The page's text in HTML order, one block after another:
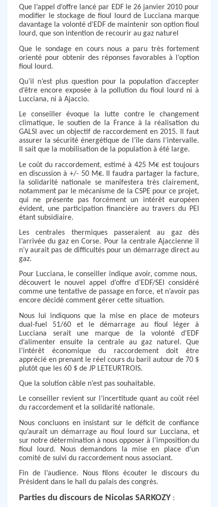
Que l’appel d’offre lancé par EDF le 26 janvier 2010 pour
modifier le stockage de fioul lourd de Lucciana marque
davantage la volonté d’EDF de maintenir son option fioul
lourd, que son intention de recourir au gaz naturel
Que le sondage en cours nous a paru très fortement
orienté pour obtenir des réponses favorables à l’option
fioul lourd.
Qu’il n’est plus question pour la population d’accepter
d’être encore exposée à la pollution du fioul lourd ni à
Lucciana, ni à Ajaccio.
Le conseiller évoque la lutte contre le changement
climatique, le soutien de la France à la réalisation du
GALSI avec un objectif de raccordement en 2015. Il faut
assurer la sécurité énergétique de l’île dans l’intervalle.
Il sait que la mobilisation de la population à été large.
Le coût du raccordement, estimé à 425 M€ est toujours
en discussion à +/- 50 M€. Il faudra partager la facture,
la solidarité nationale se manifestera très clairement,
notamment par le mécanisme de la CSPE pour ce projet,
qui ne présente pas forcément un intérêt européen
évident, une participation financière au travers du PEI
étant subsidiaire.
Les centrales thermiques passeraient au gaz dès
l’arrivée du gaz en Corse. Pour la centrale Ajaccienne il
n’y aurait pas de difficultés pour un démarrage direct au
gaz.
Pour Lucciana, le conseiller indique avoir, comme nous,
découvert le nouvel appel d’offre d’EDF/SEI considéré
comme une tentative de passage en force, et n’avoir pas
encore décidé comment gérer cette situation.
Nous lui indiquons que la mise en place de moteurs
dual-fuel 51/60 et le démarrage au fioul léger à
Lucciana serait une marque de la volonté d’EDF
d’alimenter ensuite la centrale au gaz naturel. Que
l’intérêt économique du raccordement doit être
apprécié en prenant le réel cours du baril autour de 70 $
plutôt que les 60 $ de JP LETEURTROIS.
Que la solution câble n’est pas souhaitable.
Le conseiller revient sur l’incertitude quant au coût réel
du raccordement et la solidarité nationale.
Nous concluons en insistant sur le déficit de confiance
qu’aurait un démarrage au fioul lourd sur Lucciana, et
sur notre détermination à nous opposer à l’imposition du
fioul lourd. Nous demandons la mise en place d’un
comité de suivi du raccordement nous associant.
Fin de l’audience. Nous filons écouter le discours du
Président dans le hall du palais des congrès.
Parties du discours de Nicolas SARKOZY :